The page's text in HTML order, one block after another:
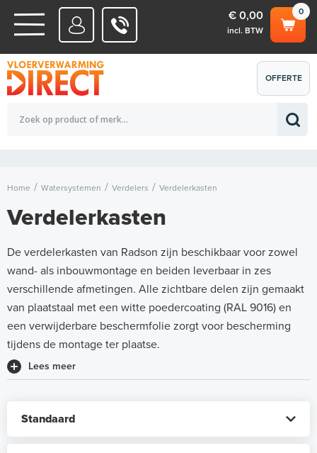
WATERSYSTEMEN
ELEKTRISCHE SYSTEMEN
0
€ 0,00
incl. BTW
Totaalbedrag (incl. BTW) € 0,00
OFFERTE
AANVRAGEN
Home Watersystemen Verdelers Verdelerkasten
Verdelerkasten
De verdelerkasten van Radson zijn beschikbaar voor zowel
wand- als inbouwmontage en beiden leverbaar in zes
verschillende afmetingen. Alle zichtbare delen zijn gemaakt
van plaatstaal met een witte poedercoating (RAL 9016) en
een verwijderbare beschermfolie zorgt voor bescherming
tijdens de montage ter plaatse.
Lees meer